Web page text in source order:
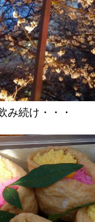
み続け・・・